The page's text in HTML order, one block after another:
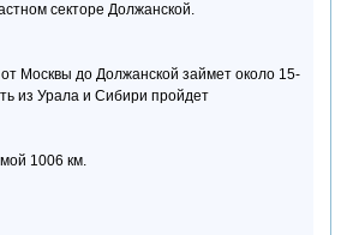
секторе Должанской.
Москвы до Должанской займет около 15-
из Урала и Сибири пройдет
1006 км.